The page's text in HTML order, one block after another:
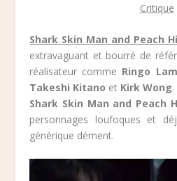
Critique
Shark Skin Man and Peach
extravaguant et bourré de
réalisateur comme Ringo Lam
Takeshi Kitano et Kirk Wong.
Shark Skin Man and Peach
personnages loufoques et
générique dément.